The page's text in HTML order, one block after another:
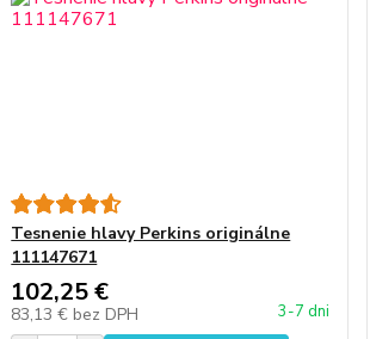
Tesnenie hlavy Perkins originálne
111147671
102,25 €
83,13 € bez DPH 3-7 dni